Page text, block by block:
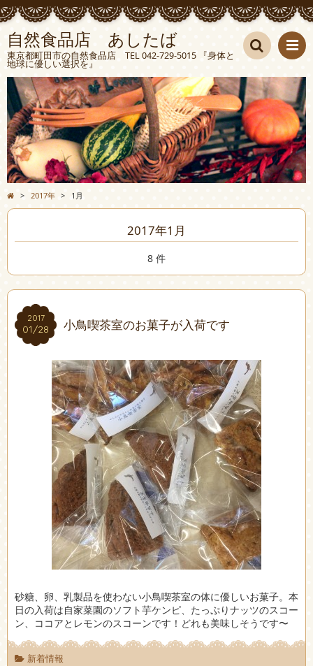
自然食品店 あしたば
東京都町田市の自然食品店 TEL 042-729-5015 『身体と
地球に優しい選択を』 検索
> 2017年 > 1月
2017年1月
8 件
2017
01/28
2017
01/28 小鳥喫茶室のお菓子が入荷です
砂糖、卵、乳製品を使わない小鳥喫茶室の体に優しいお菓子。本
日の入荷は自家菜園のソフト芋ケンピ、たっぷりナッツのスコー
ン、ココアとレモンのスコーンです！どれも美味しそうです〜
新着情報